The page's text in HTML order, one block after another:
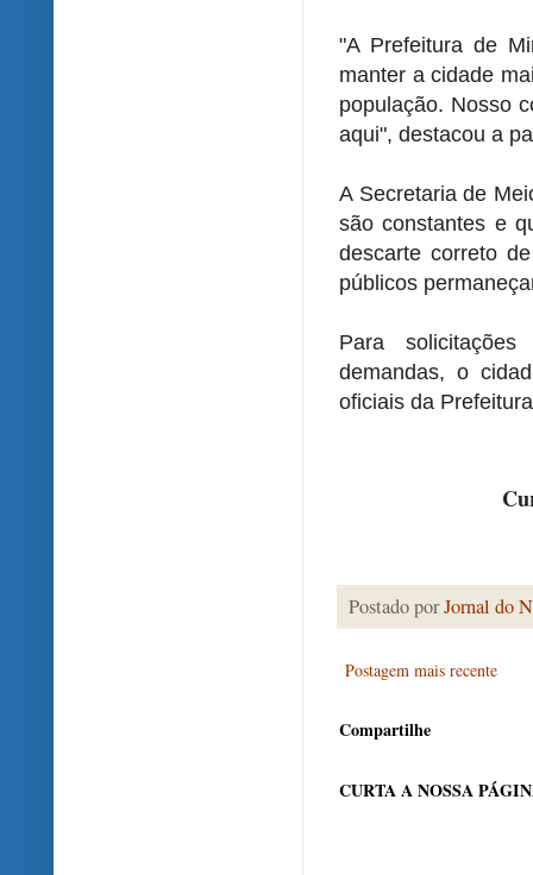
"A Prefeitura de
manter a cidade
população. Nosso
aqui", destacou a
A Secretaria de
são constantes e
descarte correto
públicos
Para
demandas, o
oficiais da
Postado porJornal do
Postagem mais recente
Compartilhe
CURTA A NOSSA